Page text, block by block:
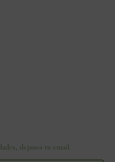
dejanos tu email.